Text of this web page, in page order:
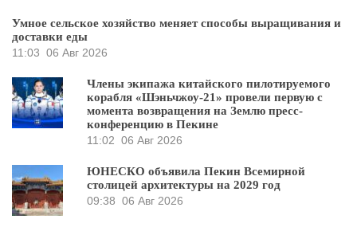
Умное сельское хозяйство меняет способы выращивания и
доставки еды
11:03 06 Авг 2026
Члены экипажа китайского пилотируемого
корабля «Шэньчжоу-21» провели первую с
момента возвращения на Землю пресс-
конференцию в Пекине
11:02 06 Авг 2026
ЮНЕСКО объявила Пекин Всемирной
столицей архитектуры на 2029 год
09:38 06 Авг 2026